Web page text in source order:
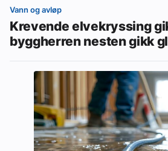
Vann og avløp
Krevende elvekryssing
byggherren nesten gikk